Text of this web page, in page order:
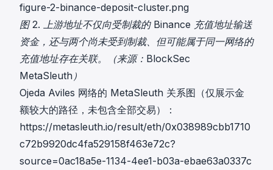
figure-2-binance-deposit-cluster.png
图 2. 上游地址不仅向受制裁的 Binance 充值地址输送
资金，还与两个尚未受到制裁、但可能属于同一网络的
充值地址存在关联。（来源：BlockSec
MetaSleuth）
Ojeda Aviles 网络的 MetaSleuth 关系图（仅展示金
额较大的路径，未包含全部交易）：
https://metasleuth.io/result/eth/0x038989cbb1710
c72b9920dc4fa529158f463e72c?
source=0ac18a5e-1134-4ee1-b03a-ebae63a0337c